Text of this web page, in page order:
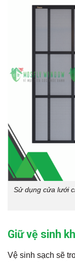
Sử dụng cửa lưới
Giữ vệ sinh
Vệ sinh sạch sẽ